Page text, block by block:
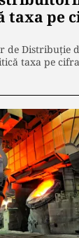
taxa pe
de Distribuţie
taxa pe